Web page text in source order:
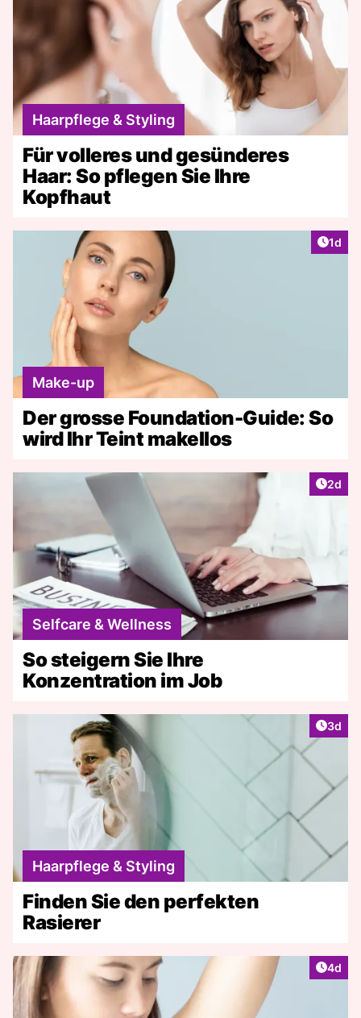
Haarpflege & Styling
Für volleres und gesünderes
Haar: So pflegen Sie Ihre
Kopfhaut
1d
Make-up
Der grosse Foundation-Guide: So
wird Ihr Teint makellos
2d
Selfcare & Wellness
So steigern Sie Ihre
Konzentration im Job
3d
Haarpflege & Styling
Finden Sie den perfekten
Rasierer
4d